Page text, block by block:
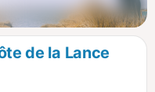
de la Lance